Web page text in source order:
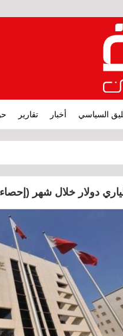
السياسي أخبار تقارير
دولار خلال شهر